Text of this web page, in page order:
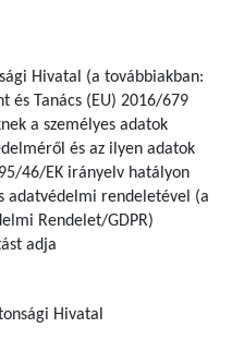
Hivatal (a továbbiakban:
és Tanács (EU) 2016/679
a személyes adatok
és az ilyen adatok
46/EK irányelv hatályon
adatvédelmi rendeletével (a
Rendelet/GDPR)
adja
Hivatal